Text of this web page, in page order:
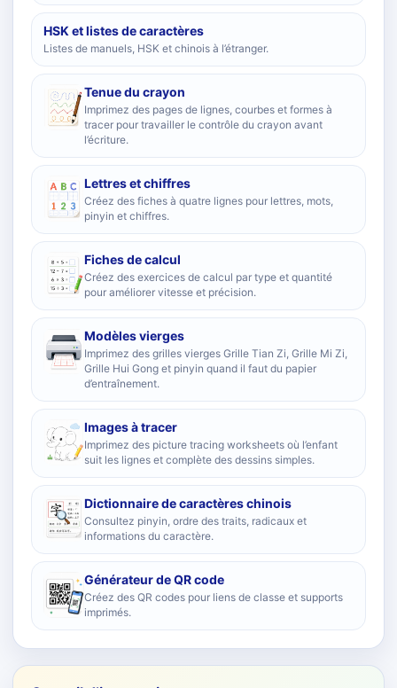
HSK et listes de caractères
Listes de manuels, HSK et chinois à l’étranger.
Tenue du crayon
Imprimez des pages de lignes, courbes et formes à
tracer pour travailler le contrôle du crayon avant
l’écriture.
Lettres et chiffres
Créez des fiches à quatre lignes pour lettres, mots,
pinyin et chiffres.
Fiches de calcul
Créez des exercices de calcul par type et quantité
pour améliorer vitesse et précision.
Modèles vierges
Imprimez des grilles vierges Grille Tian Zi, Grille Mi Zi,
Grille Hui Gong et pinyin quand il faut du papier
d’entraînement.
Images à tracer
Imprimez des picture tracing worksheets où l’enfant
suit les lignes et complète des dessins simples.
Dictionnaire de caractères chinois
Consultez pinyin, ordre des traits, radicaux et
informations du caractère.
Générateur de QR code
Créez des QR codes pour liens de classe et supports
imprimés.